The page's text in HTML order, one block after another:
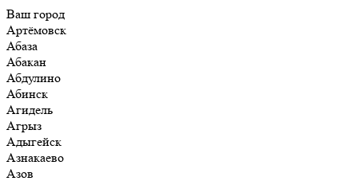
Ваш город
Артёмовск
Абаза
Абакан
Абдулино
Абинск
Агидель
Агрыз
Адыгейск
Азнакаево
Азов